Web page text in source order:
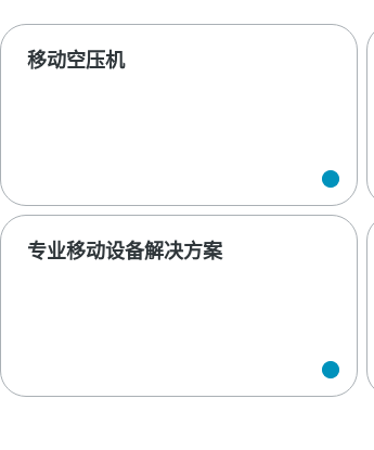
移动空压机
专业移动设备解决方案